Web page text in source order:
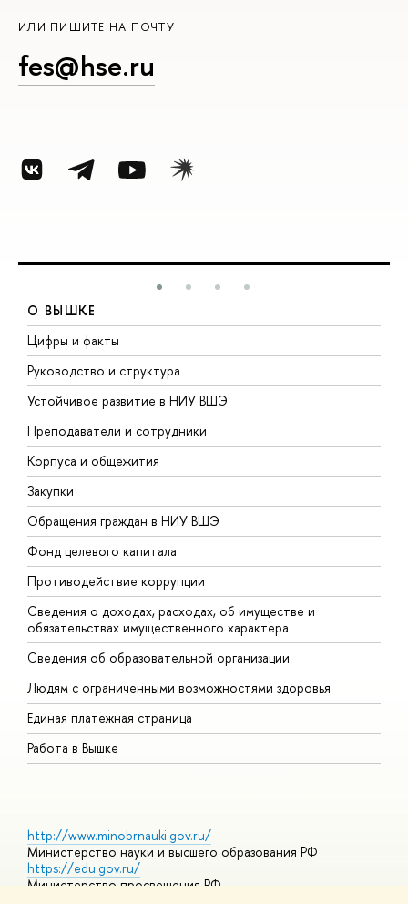
ИЛИ ПИШИТЕ НА ПОЧТУ
fes@hse.ru
О ВЫШКЕ
Цифры и факты
Руководство и структура
Устойчивое развитие в НИУ ВШЭ
Преподаватели и сотрудники
Корпуса и общежития
Закупки
Обращения граждан в НИУ ВШЭ
Фонд целевого капитала
Противодействие коррупции
Сведения о доходах, расходах, об имуществе и
обязательствах имущественного характера
Сведения об образовательной организации
Людям с ограниченными возможностями здоровья
Единая платежная страница
Работа в Вышке
http://www.minobrnauki.gov.ru/
Министерство науки и высшего образования РФ
https://edu.gov.ru/
Министерство просвещения РФ